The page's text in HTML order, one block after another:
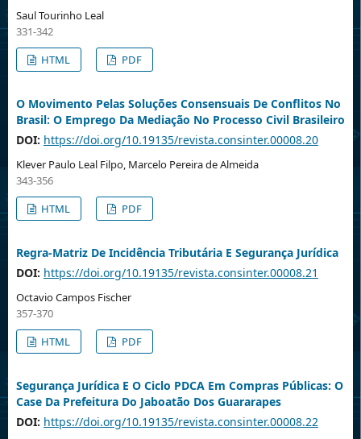
Saul Tourinho Leal
331-342
HTML
PDF
O Movimento Pelas Soluções Consensuais De Conflitos No
Brasil: O Emprego Da Mediação No Processo Civil Brasileiro
DOI: https://doi.org/10.19135/revista.consinter.00008.20
Klever Paulo Leal Filpo, Marcelo Pereira de Almeida
343-356
HTML
PDF
Regra-Matriz De Incidência Tributária E Segurança Jurídica
DOI: https://doi.org/10.19135/revista.consinter.00008.21
Octavio Campos Fischer
357-370
HTML
PDF
Segurança Jurídica E O Ciclo PDCA Em Compras Públicas: O
Case Da Prefeitura Do Jaboatão Dos Guararapes
DOI: https://doi.org/10.19135/revista.consinter.00008.22